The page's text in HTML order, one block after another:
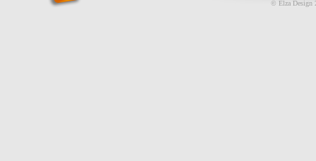
© Elza Design